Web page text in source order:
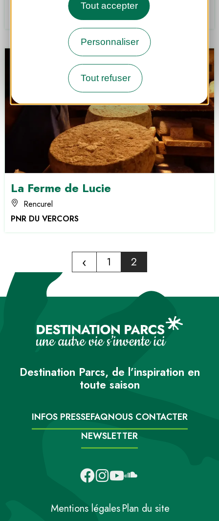
Tout accepter
Personnaliser
Tout refuser
PNR DU VERCORS
La Ferme de Lucie
Rencurel
PNR DU VERCORS
‹ 1 2
Destination Parcs, de l’inspiration en
toute saison
INFOS PRESSEFAQNOUS CONTACTER
NEWSLETTER
Mentions légalesPlan du site